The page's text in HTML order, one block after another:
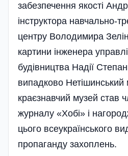
забезпечення якості
інструктора навчально-
центру Володимира
картини інженера
будівництва Надії
випадково Нетішинський
краєзнавчий музей став
журналу «Хобі» і
цього всеукраїнського
пропаганду захоплень.